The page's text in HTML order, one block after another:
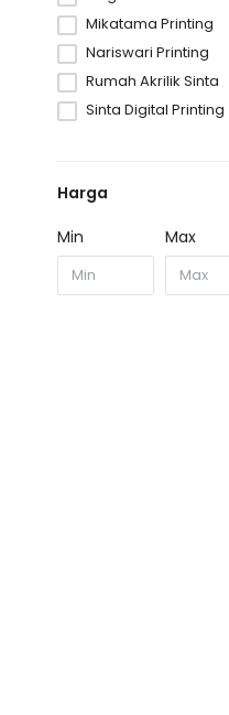
Mikatama Printing
Nariswari Printing
Rumah Akrilik Sinta
Sinta Digital Printing
Harga
Min
Max